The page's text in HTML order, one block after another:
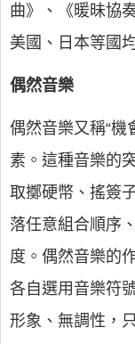
曲》、《暖昧協
美國、日本等國
偶然音樂
偶然音樂又稱“機
素。這種音樂的
取擲硬幣、搖簽
落任意組合順序
度。偶然音樂的
各自選用音樂符
形象、無調性，